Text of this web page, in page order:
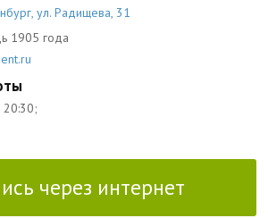
,ул. Радищева, 31
1905 года
20:30;
через интернет